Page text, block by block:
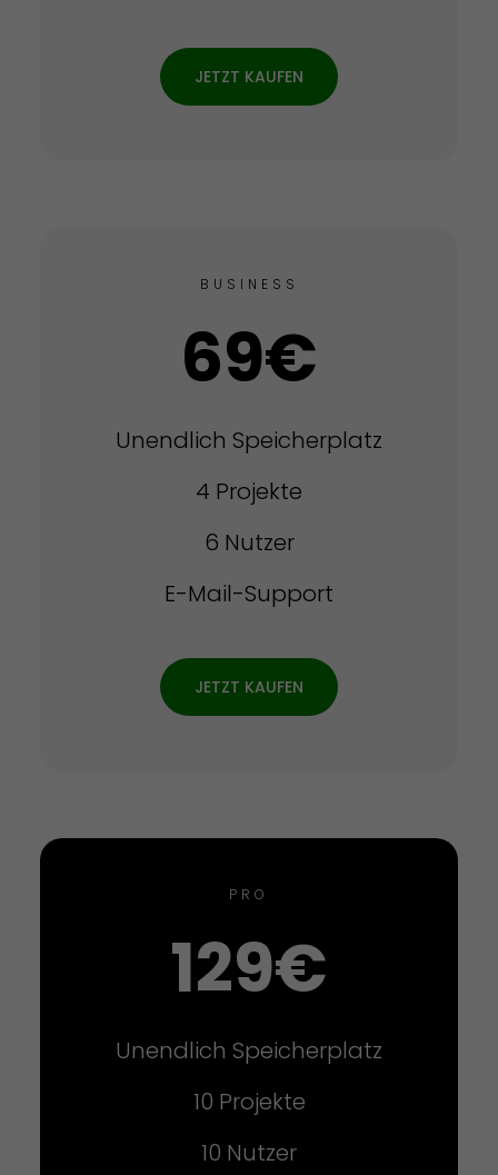
JETZT KAUFEN
BUSINESS
69€
Unendlich Speicherplatz
4 Projekte
6 Nutzer
E-Mail-Support
JETZT KAUFEN
PRO
129€
Unendlich Speicherplatz
10 Projekte
10 Nutzer